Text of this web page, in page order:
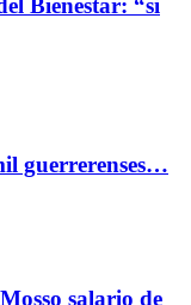
guerrerenses…
salario de